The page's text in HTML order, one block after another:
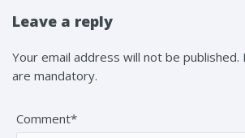
Leave a reply
Your email address will not be published.
are mandatory.
Comment*